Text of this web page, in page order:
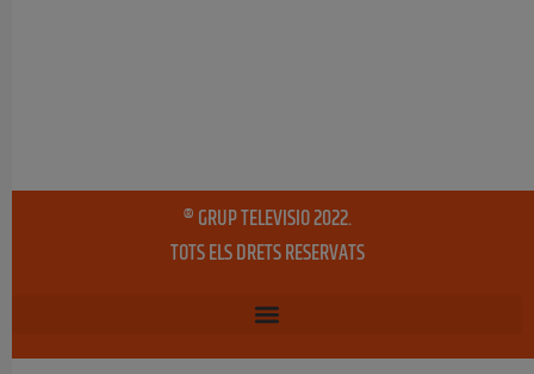
® GRUP TELEVISIO 2022.
TOTS ELS DRETS RESERVATS